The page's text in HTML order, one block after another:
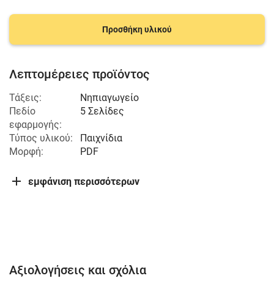
Προσθήκη υλικού
Λεπτομέρειες προϊόντος
Τάξεις:
Νηπιαγωγείο
Πεδίο
εφαρμογής:
5 Σελίδες
Τύπος υλικού:
Παιχνίδια
Μορφή:
PDF
εμφάνιση περισσότερων
Αξιολογήσεις και σχόλια